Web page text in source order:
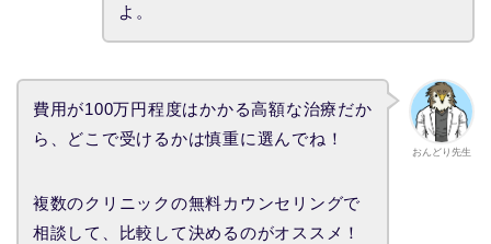
よ。
おんどり先生
費用が100万円程度はかかる高額な治療だか
ら、どこで受けるかは慎重に選んでね！
複数のクリニックの無料カウンセリングで
相談して、比較して決めるのがオススメ！